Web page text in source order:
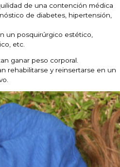
de una contención médica
de diabetes, hipertensión,
un posquirúrgico estético,
etc.
ganar peso corporal.
rehabilitarse y reinsertarse en un